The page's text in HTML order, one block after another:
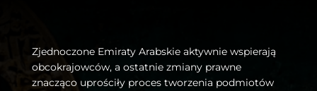
Zjednoczone Emiraty Arabskie aktywnie wspierają
obcokrajowców, a ostatnie zmiany prawne
znacząco uprościły proces tworzenia podmiotów